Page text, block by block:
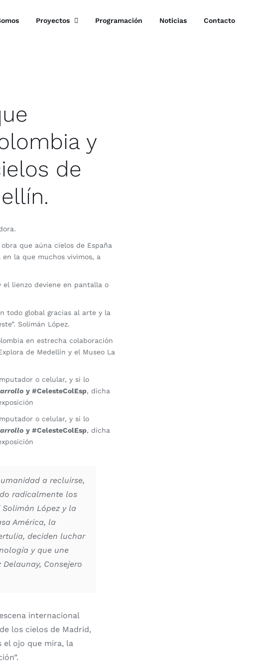
Proyectos Programación Noticias Contacto
y
de
que aúna cielos de España
la que muchos vivimos, a
lienzo deviene en pantalla o
todo global gracias al arte y la
Solimán López.
en estrecha colaboración
de Medellín y el Museo La
o celular, y si lo
y #CelesteColEsp, dicha
o celular, y si lo
y #CelesteColEsp, dicha
a recluirse,
radicalmente los
López y la
América, la
deciden luchar
y que une
Consejero
internacional
los cielos de Madrid,
el ojo que mira, la